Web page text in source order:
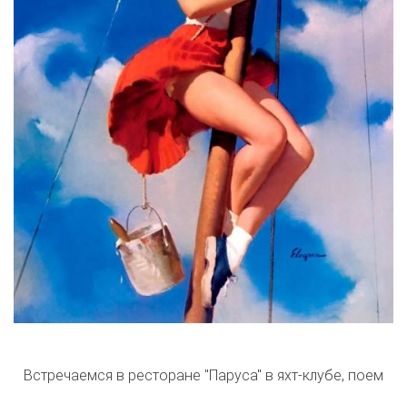
Встречаемся в ресторане "Паруса" в яхт-клубе, поем